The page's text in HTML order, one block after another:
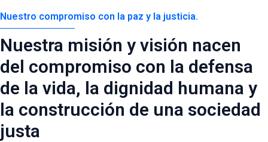
Nuestro compromiso con la paz y la justicia.
Nuestra misión y visión nacen
del compromiso con la defensa
de la vida, la dignidad humana y
la construcción de una sociedad
justa